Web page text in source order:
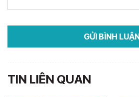
TIN LIÊN QUAN